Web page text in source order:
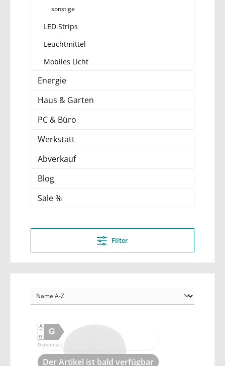
sonstige
LED Strips
Leuchtmittel
Mobiles Licht
Energie
Haus & Garten
PC & Büro
Werkstatt
Abverkauf
Blog
Sale %
Filter
G
A
G
Datenblatt
Der Artikel ist bald verfügbar